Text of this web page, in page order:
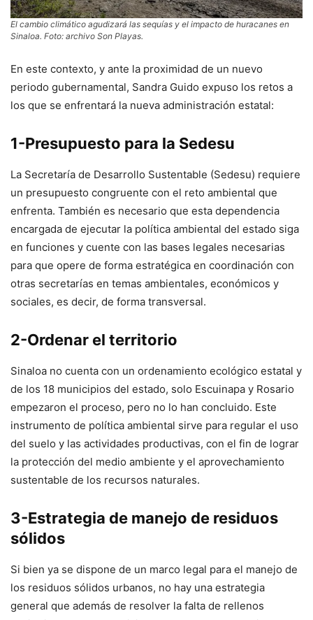
El cambio climático agudizará las sequías y el impacto de huracanes en
Sinaloa. Foto: archivo Son Playas.
En este contexto, y ante la proximidad de un nuevo
periodo gubernamental, Sandra Guido expuso los retos a
los que se enfrentará la nueva administración estatal:
1-Presupuesto para la Sedesu
La Secretaría de Desarrollo Sustentable (Sedesu) requiere
un presupuesto congruente con el reto ambiental que
enfrenta. También es necesario que esta dependencia
encargada de ejecutar la política ambiental del estado siga
en funciones y cuente con las bases legales necesarias
para que opere de forma estratégica en coordinación con
otras secretarías en temas ambientales, económicos y
sociales, es decir, de forma transversal.
2-Ordenar el territorio
Sinaloa no cuenta con un ordenamiento ecológico estatal y
de los 18 municipios del estado, solo Escuinapa y Rosario
empezaron el proceso, pero no lo han concluido. Este
instrumento de política ambiental sirve para regular el uso
del suelo y las actividades productivas, con el fin de lograr
la protección del medio ambiente y el aprovechamiento
sustentable de los recursos naturales.
3-Estrategia de manejo de residuos
sólidos
Si bien ya se dispone de un marco legal para el manejo de
los residuos sólidos urbanos, no hay una estrategia
general que además de resolver la falta de rellenos